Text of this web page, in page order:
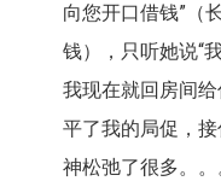
向您开口借钱”（
钱），只听她说“
我现在就回房间
平了我的局促，
神松弛了很多。